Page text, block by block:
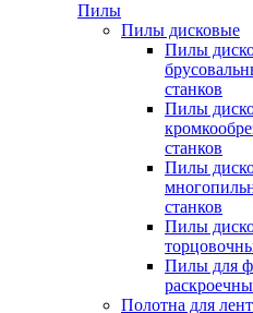
Пилы
Пилы дисковые
Пилы
станков
Пилы
станков
Пилы
станков
Пилы
Пилы для
Полотна для